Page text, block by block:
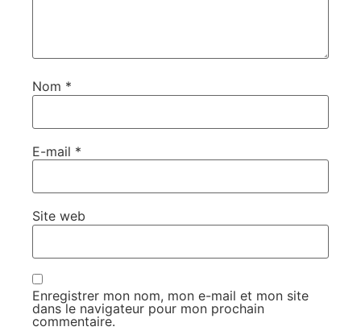
Nom *
E-mail *
Site web
Enregistrer mon nom, mon e-mail et mon site
dans le navigateur pour mon prochain
commentaire.